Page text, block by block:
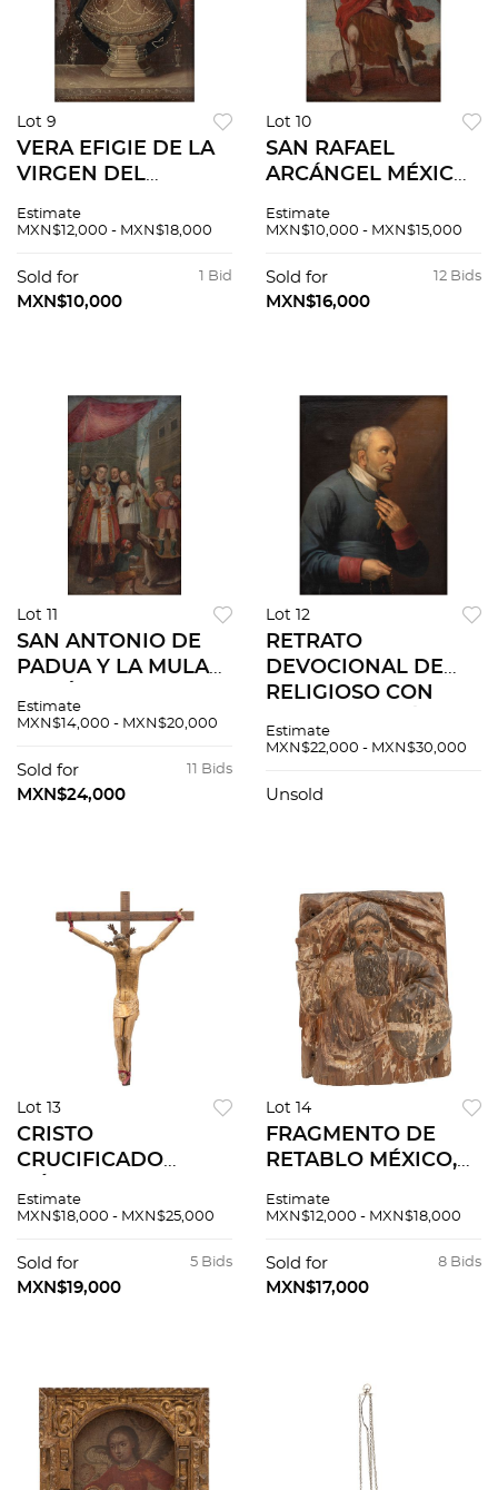
Lot 9
VERA EFIGIE DE LA
VIRGEN DEL
XIX . Óleo sobre
Estimate
MXN$12,000 - MXN$18,000
1 Bid
Sold for
MXN$10,000
Lot 10
SAN RAFAEL
ARCÁNGEL MÉXICO,
Óleo sobre tela
Estimate
MXN$10,000 - MXN$15,000
12 Bids
Sold for
MXN$16,000
Lot 11
SAN ANTONIO DE
PADUA Y LA MULA
EUCARÍSTICO
sobre tela
Estimate
MXN$14,000 - MXN$20,000
11 Bids
Sold for
MXN$24,000
Lot 12
RETRATO
DEVOCIONAL DE
RELIGIOSO CON
S XIX . Óleo sobre
Estimate
MXN$22,000 - MXN$30,000
Unsold
Lot 13
CRISTO
CRUCIFICADO
PRINCIPIOS DEL S
ligera encarnada y
policromada
Estimate
MXN$18,000 - MXN$25,000
5 Bids
Sold for
MXN$19,000
Lot 14
FRAGMENTO DE
RETABLO MÉXICO,
Talla en madera
Decorado con
Salvator Mundi
Estimate
MXN$12,000 - MXN$18,000
8 Bids
Sold for
MXN$17,000